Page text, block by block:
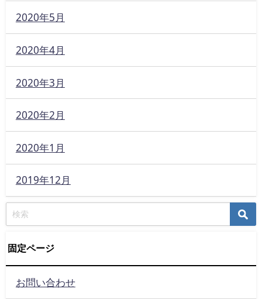
2020年5月
2020年4月
2020年3月
2020年2月
2020年1月
2019年12月
固定ページ
お問い合わせ